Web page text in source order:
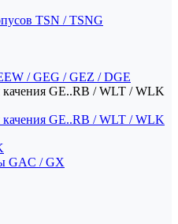
TSN / TSNG
/ GEG / GEZ / DGE
GE..RB / WLT / WLK
GE..RB / WLT / WLK
GAC / GX